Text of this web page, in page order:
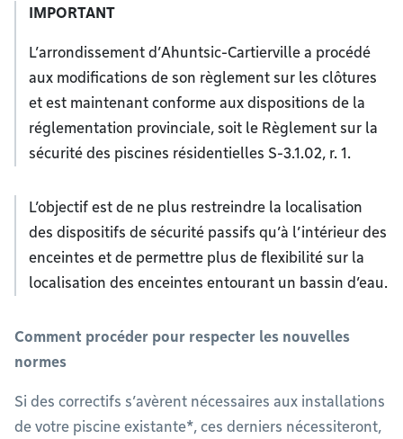
IMPORTANT
L’arrondissement d’Ahuntsic-Cartierville a procédé
aux modifications de son règlement sur les clôtures
et est maintenant conforme aux dispositions de la
réglementation provinciale, soit le Règlement sur la
sécurité des piscines résidentielles S-3.1.02, r. 1.
L’objectif est de ne plus restreindre la localisation
des dispositifs de sécurité passifs qu’à l’intérieur des
enceintes et de permettre plus de flexibilité sur la
localisation des enceintes entourant un bassin d’eau.
Comment procéder pour respecter les nouvelles
normes
Si des correctifs s’avèrent nécessaires aux installations
de votre piscine existante*, ces derniers nécessiteront,